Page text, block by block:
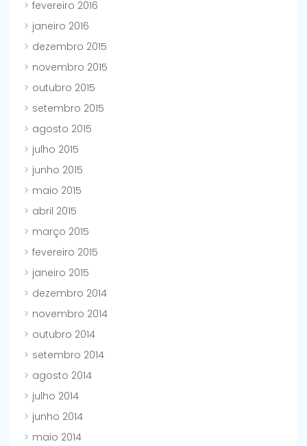
fevereiro 2016
janeiro 2016
dezembro 2015
novembro 2015
outubro 2015
setembro 2015
agosto 2015
julho 2015
junho 2015
maio 2015
abril 2015
março 2015
fevereiro 2015
janeiro 2015
dezembro 2014
novembro 2014
outubro 2014
setembro 2014
agosto 2014
julho 2014
junho 2014
maio 2014